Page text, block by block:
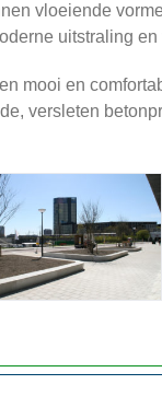
vloeiende
uitstraling en
mooi en
versleten